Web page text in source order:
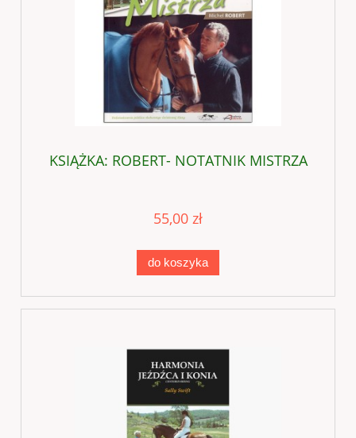
KSIĄŻKA: ROBERT- NOTATNIK MISTRZA
55,00 zł
do koszyka